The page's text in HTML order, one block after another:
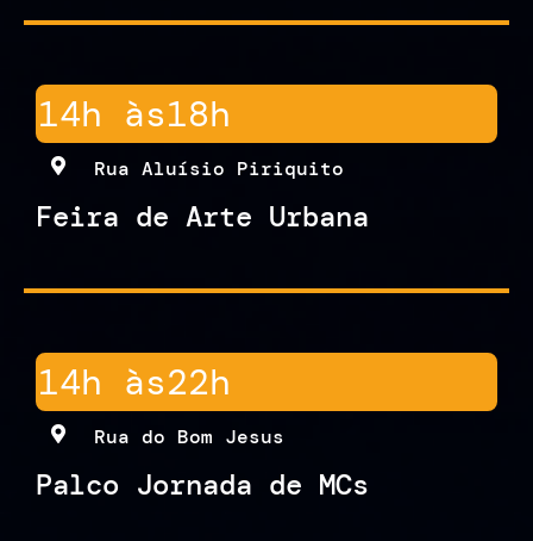
14h às18h
Rua Aluísio Piriquito
Feira de Arte Urbana
14h às22h
Rua do Bom Jesus
Palco Jornada de MCs